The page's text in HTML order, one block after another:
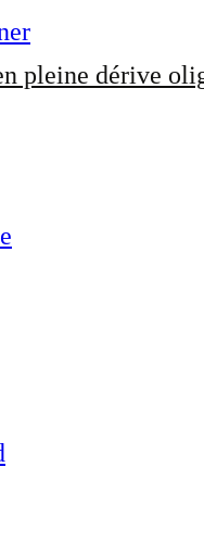
pleine dérive